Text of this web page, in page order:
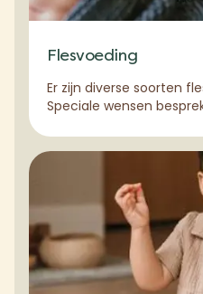
Flesvoeding
Er zijn diverse soorten
Speciale wensen